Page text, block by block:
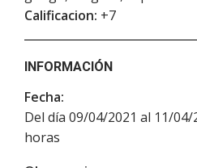
Calificacion: +7
INFORMACIÓN
Fecha:
Del día 09/04/2021 al 11/04/
horas